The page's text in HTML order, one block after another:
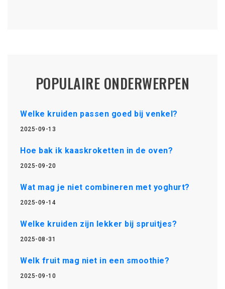
POPULAIRE ONDERWERPEN
Welke kruiden passen goed bij venkel?
2025-09-13
Hoe bak ik kaaskroketten in de oven?
2025-09-20
Wat mag je niet combineren met yoghurt?
2025-09-14
Welke kruiden zijn lekker bij spruitjes?
2025-08-31
Welk fruit mag niet in een smoothie?
2025-09-10